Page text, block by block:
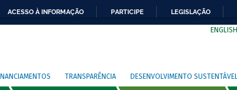
ACESSO À INFORMAÇÃO PARTICIPE LEGISLAÇÃO
ENGLISH
TRANSPARÊNCIA DESENVOLVIMENTO SUSTENTÁVEL